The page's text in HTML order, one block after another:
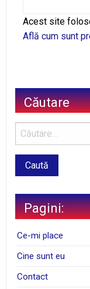
Alternative:
Acest site
Află cum sunt
Căutare
Pagini:
Ce-mi place
Cine sunt eu
Contact